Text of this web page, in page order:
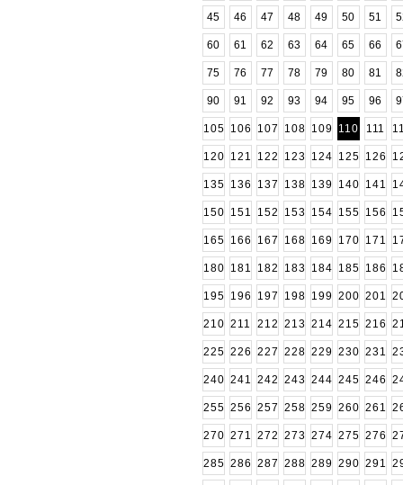
45 46 47 48 49 50 51
60 61 62 63 64 65 66
75 76 77 78 79 80 81
90 91 92 93 94 95 96
105 106 107 108 109 110 111
120 121 122 123 124 125 126
135 136 137 138 139 140 141
150 151 152 153 154 155 156
165 166 167 168 169 170 171
180 181 182 183 184 185 186
195 196 197 198 199 200 201
210 211 212 213 214 215 216
225 226 227 228 229 230 231
240 241 242 243 244 245 246
255 256 257 258 259 260 261
270 271 272 273 274 275 276
285 286 287 288 289 290 291